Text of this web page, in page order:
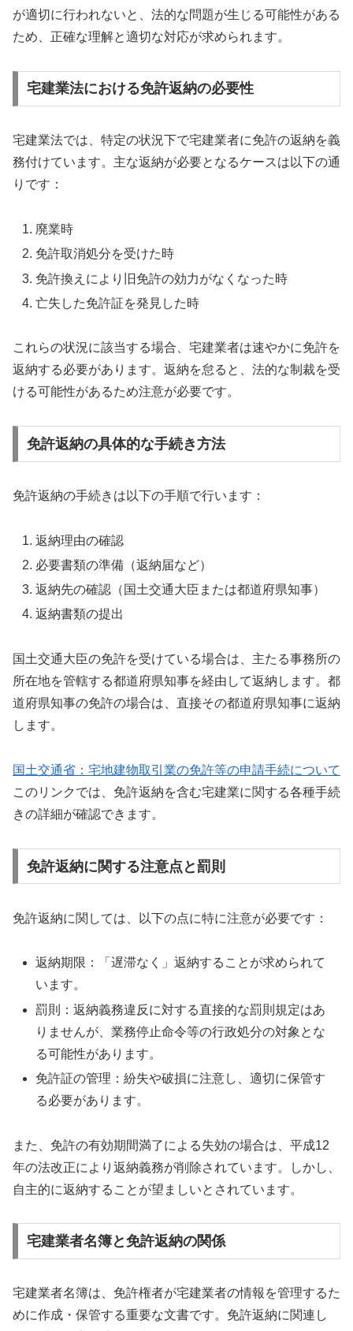
が適切に行われないと、法的な問題が生じる可能性がある
ため、正確な理解と適切な対応が求められます。
宅建業法における免許返納の必要性
宅建業法では、特定の状況下で宅建業者に免許の返納を義
務付けています。主な返納が必要となるケースは以下の通
りです：
廃業時
免許取消処分を受けた時
免許換えにより旧免許の効力がなくなった時
亡失した免許証を発見した時
これらの状況に該当する場合、宅建業者は速やかに免許を
返納する必要があります。返納を怠ると、法的な制裁を受
ける可能性があるため注意が必要です。
免許返納の具体的な手続き方法
免許返納の手続きは以下の手順で行います：
返納理由の確認
必要書類の準備（返納届など）
返納先の確認（国土交通大臣または都道府県知事）
返納書類の提出
国土交通大臣の免許を受けている場合は、主たる事務所の
所在地を管轄する都道府県知事を経由して返納します。都
道府県知事の免許の場合は、直接その都道府県知事に返納
します。
国土交通省：宅地建物取引業の免許等の申請手続について
このリンクでは、免許返納を含む宅建業に関する各種手続
きの詳細が確認できます。
免許返納に関する注意点と罰則
免許返納に関しては、以下の点に特に注意が必要です：
返納期限：「遅滞なく」返納することが求められて
います。
罰則：返納義務違反に対する直接的な罰則規定はあ
りませんが、業務停止命令等の行政処分の対象とな
る可能性があります。
免許証の管理：紛失や破損に注意し、適切に保管す
る必要があります。
また、免許の有効期間満了による失効の場合は、平成12
年の法改正により返納義務が削除されています。しかし、
自主的に返納することが望ましいとされています。
宅建業者名簿と免許返納の関係
宅建業者名簿は、免許権者が宅建業者の情報を管理するた
めに作成・保管する重要な文書です。免許返納に関連し